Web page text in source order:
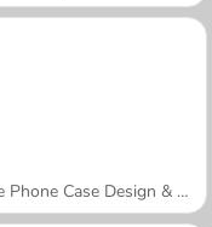
Mobile Phone Case Design & DIY